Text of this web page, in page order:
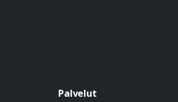
Palvelut